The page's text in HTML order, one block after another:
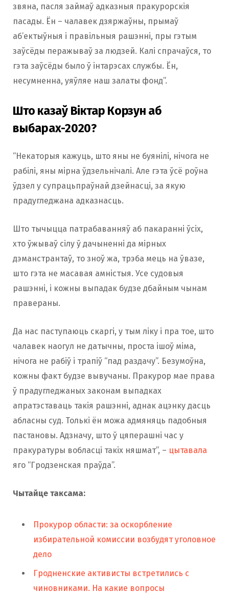
звяна, пасля займаў адказныя пракурорскія
пасады. Ён – чалавек дзяржаўны, прымаў
аб’ектыўныя і правільныя рашэнні, пры гэтым
заўсёды перажываў за людзей. Калі спрачаўся, то
гэта заўсёды было ў інтарэсах службы. Ён,
несумненна, уяўляе наш залаты фонд”.
Што казаў Віктар Корзун аб
выбарах-2020?
“Некаторыя кажуць, што яны не буянілі, нічога не
рабілі, яны мірна ўдзельнічалі. Але гэта ўсё роўна
ўдзел у супрацьпраўнай дзейнасці, за якую
прадугледжана адказнасць.
Што тычыцца патрабаванняў аб пакаранні ўсіх,
хто ўжываў сілу ў дачыненні да мірных
дэманстрантаў, то зноў жа, трэба мець на ўвазе,
што гэта не масавая амністыя. Усе судовыя
рашэнні, і кожны выпадак будзе дбайным чынам
правераны.
Да нас паступаюць скаргі, у тым ліку і пра тое, што
чалавек наогул не датычны, проста ішоў міма,
нічога не рабіў і трапіў “пад раздачу”. Безумоўна,
кожны факт будзе вывучаны. Пракурор мае права
ў прадугледжаных законам выпадках
апратэставаць такія рашэнні, аднак ацэнку дасць
абласны суд. Толькі ён можа адмяняць падобныя
пастановы. Адзначу, што ў цяперашні час у
пракуратуры вобласці такіх няшмат”, – цытавала
яго “Гродзенская праўда”.
Чытайце таксама:
Прокурор области: за оскорбление
избирательной комиссии возбудят уголовное
дело
Гродненские активисты встретились с
чиновниками. На какие вопросы